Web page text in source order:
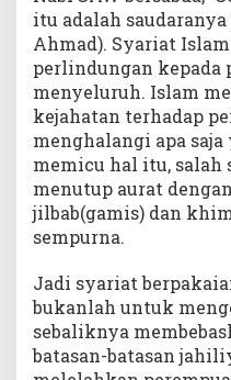
itu adalah
Ahmad). Syariat
perlindungan kepada
menyeluruh. Islam
kejahatan terhadap
menghalangi apa
memicu hal itu, salah
menutup aurat
jilbab(gamis) dan
sempurna.
Jadi syariat
bukanlah untuk
sebaliknya
batasan-batasan